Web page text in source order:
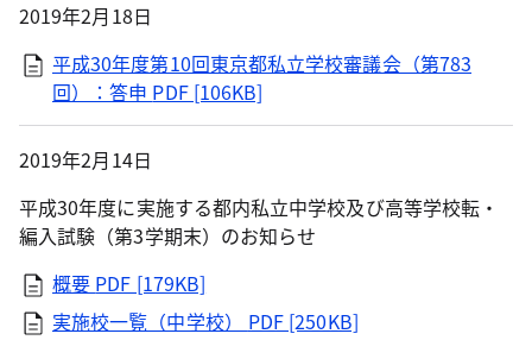
2019年2月18日
平成30年度第10回東京都私立学校審議会（第783
回）：答申 PDF [106KB]
2019年2月14日
平成30年度に実施する都内私立中学校及び高等学校転・
編入試験（第3学期末）のお知らせ
概要 PDF [179KB]
実施校一覧（中学校） PDF [250KB]